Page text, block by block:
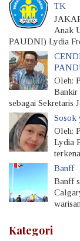
TK
Anak
PAUDNI) Lydia
Oleh:
Bankir
sebagai Sekretaris
Sosok
Oleh:
Lydia
Banff
Banff
Kategori